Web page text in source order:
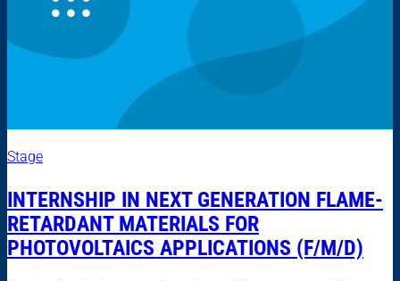
Stage
INTERNSHIP IN NEXT GENERATION FLAME-
RETARDANT MATERIALS FOR
PHOTOVOLTAICS APPLICATIONS (F/M/D)